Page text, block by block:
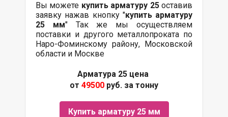
Вы можете купить арматуру 25оставив
заявку нажав кнопку "купить арматуру
25 мм" Так же мы осуществляем
поставки и другого металлопроката по
Наро-Фоминскому району, Московской
области и Москве
Арматура 25 цена
от 49500 руб. за тонну
Купить арматуру 25 мм